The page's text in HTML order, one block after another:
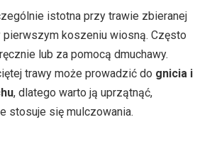
istotna przy trawie zbieranej
koszeniu wiosną. Często
lub za pomocą dmuchawy.
trawy może prowadzić do gnicia i
, dlatego warto ją uprzątnąć,
stosuje się mulczowania.